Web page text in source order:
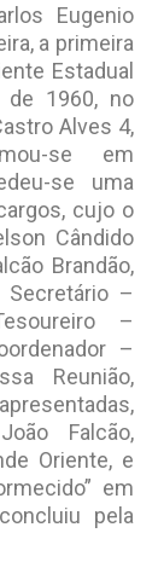
Eugenio
a primeira
Estadual
de 1960, no
Alves 4,
se em
se uma
cujo o
Cândido
Brandão,
Secretário –
–
–
Reunião,
Falcão,
Oriente, e
em
pela